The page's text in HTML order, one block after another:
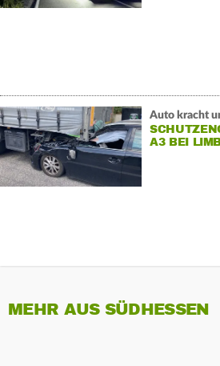
Auto kracht
A3 BEI
MEHR AUS SÜDHESSEN